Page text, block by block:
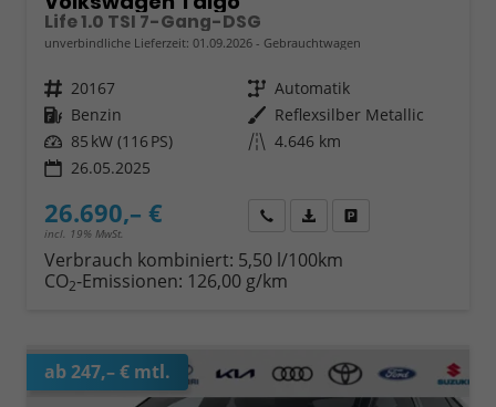
Life 1.0 TSI 7-Gang-DSG
unverbindliche Lieferzeit: 01.09.2026 Gebrauchtwagen
Fahrzeugnr. 20167 Getriebe Automatik
Kraftstoff Benzin Außenfarbe Reflexsilber Metallic
Leistung 85 kW (116 PS) Kilometerstand 4.646 km
26.05.2025
26.690,– €
incl. 19% MwSt.
Wir rufen Sie anFahrzeugexposé (PDF)
Verbrauch kombiniert: 5,50 l/100km
CO2-Emissionen: 126,00 g/km
ab 247,– € mtl.